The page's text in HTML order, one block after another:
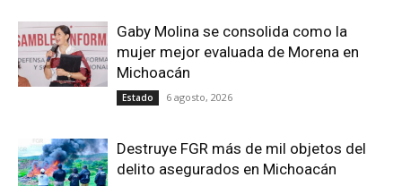
Gaby Molina se consolida como la
mujer mejor evaluada de Morena en
Michoacán
Estado 6 agosto, 2026
Destruye FGR más de mil objetos del
delito asegurados en Michoacán